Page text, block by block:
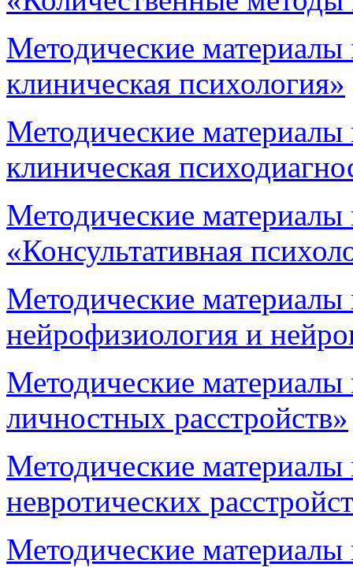
Методические
клиническая психология»
Методические
клиническая
Методические
«Консультативная
Методические
нейрофизиология и
Методические
личностных расстройств»
Методические
невротических
Методические